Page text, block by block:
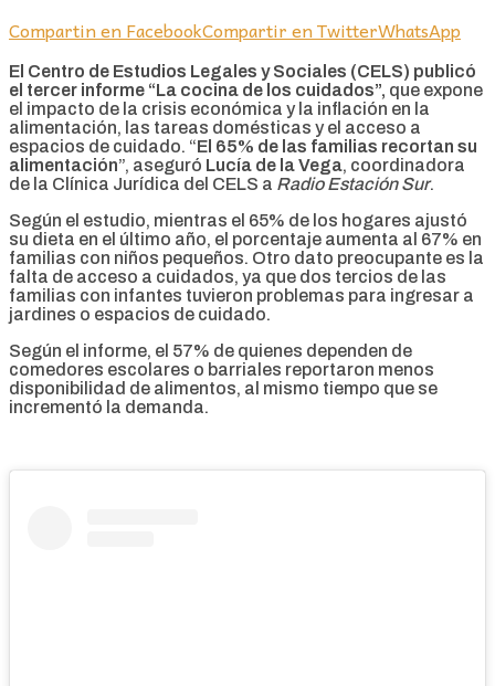
Compartin en FacebookCompartir en TwitterWhatsApp
El Centro de Estudios Legales y Sociales (CELS) publicó
el tercer informe “La cocina de los cuidados”, que expone
el impacto de la crisis económica y la inflación en la
alimentación, las tareas domésticas y el acceso a
espacios de cuidado. “El 65% de las familias recortan su
alimentación”, aseguró Lucía de la Vega, coordinadora
de la Clínica Jurídica del CELS a Radio Estación Sur.
Según el estudio, mientras el 65% de los hogares ajustó
su dieta en el último año, el porcentaje aumenta al 67% en
familias con niños pequeños. Otro dato preocupante es la
falta de acceso a cuidados, ya que dos tercios de las
familias con infantes tuvieron problemas para ingresar a
jardines o espacios de cuidado.
Según el informe, el 57% de quienes dependen de
comedores escolares o barriales reportaron menos
disponibilidad de alimentos, al mismo tiempo que se
incrementó la demanda.